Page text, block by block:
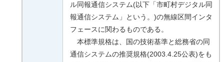
ル同報通信システム(以下「市町村デジタル同
報通信システム」という。)の無線区間インタ
フェースに関わるものである。
本標準規格は、国の技術基準と総務省の同
通信システムの推奨規格(2003.4.25公表)をも